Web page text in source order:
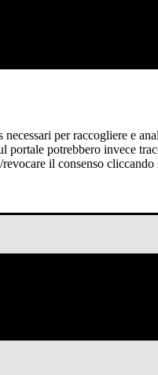
per raccogliere e
potrebbero invece
il consenso